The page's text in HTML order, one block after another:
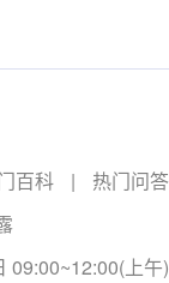
百科 |
热门问答
09:00~12:00(上午)